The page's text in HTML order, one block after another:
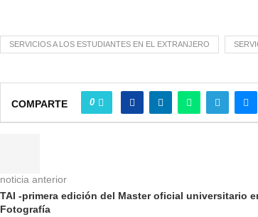
SERVICIOS A LOS ESTUDIANTES EN EL EXTRANJERO
COMPARTE 0
noticia anterior
TAI -primera edición del Master oficial universitario
Fotografía